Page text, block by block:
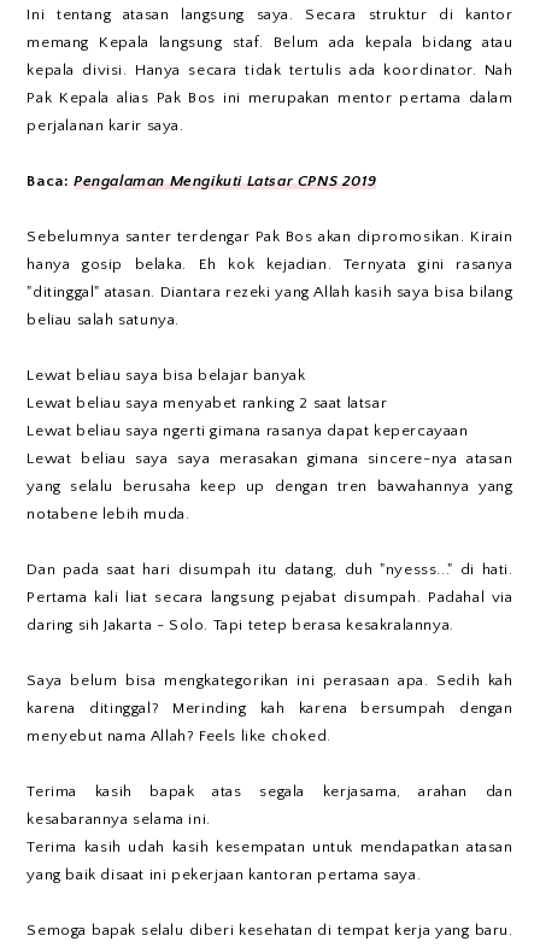
Ini tentang atasan langsung saya. Secara struktur di kantor
memang Kepala langsung staf. Belum ada kepala bidang atau
kepala divisi. Hanya secara tidak tertulis ada koordinator. Nah
Pak Kepala alias Pak Bos ini merupakan mentor pertama dalam
perjalanan karir saya.
Baca:Pengalaman Mengikuti Latsar CPNS 2019
Sebelumnya santer terdengar Pak Bos akan dipromosikan. Kirain
hanya gosip belaka. Eh kok kejadian. Ternyata gini rasanya
"ditinggal" atasan. Diantara rezeki yang Allah kasih saya bisa bilang
beliau salah satunya.
Lewat beliau saya bisa belajar banyak
Lewat beliau saya menyabet ranking 2 saat latsar
Lewat beliau saya ngerti gimana rasanya dapat kepercayaan
Lewat beliau saya saya merasakan gimana sincere-nya atasan
yang selalu berusaha keep up dengan tren bawahannya yang
notabene lebih muda.
Dan pada saat hari disumpah itu datang, duh "nyesss..." di hati.
Pertama kali liat secara langsung pejabat disumpah. Padahal via
daring sih Jakarta - Solo. Tapi tetep berasa kesakralannya.
Saya belum bisa mengkategorikan ini perasaan apa. Sedih kah
karena ditinggal? Merinding kah karena bersumpah dengan
menyebut nama Allah? Feels like choked.
Terima kasih bapak atas segala kerjasama, arahan dan
kesabarannya selama ini.
Terima kasih udah kasih kesempatan untuk mendapatkan atasan
yang baik disaat ini pekerjaan kantoran pertama saya.
Semoga bapak selalu diberi kesehatan di tempat kerja yang baru.